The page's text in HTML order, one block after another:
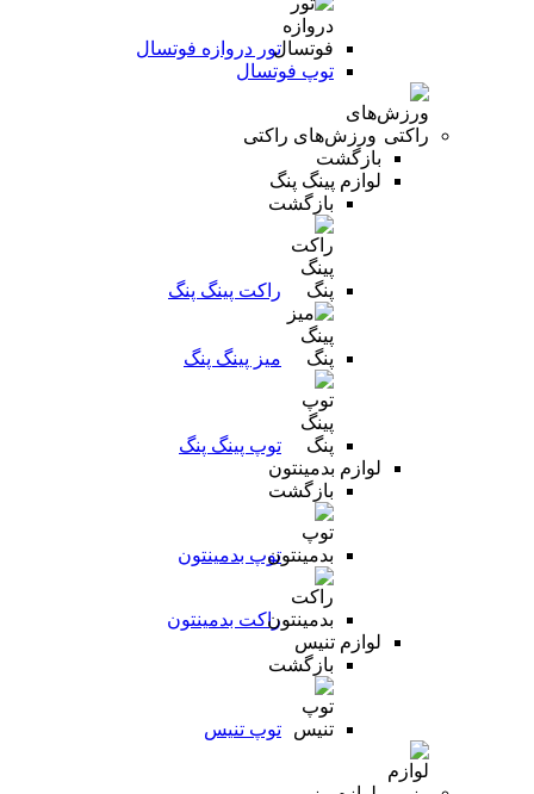
تور دروازه فوتسال
توپ فوتسال
ورزش‌های راکتی
بازگشت
لوازم پینگ پنگ
بازگشت
راکت پینگ پنگ
میز پینگ پنگ
توپ پینگ پنگ
لوازم بدمینتون
بازگشت
توپ بدمینتون
راکت بدمینتون
لوازم تنیس
بازگشت
توپ تنیس